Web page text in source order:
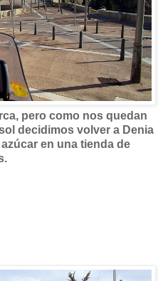
pero como nos quedan
decidimos volver a Denia
en una tienda de